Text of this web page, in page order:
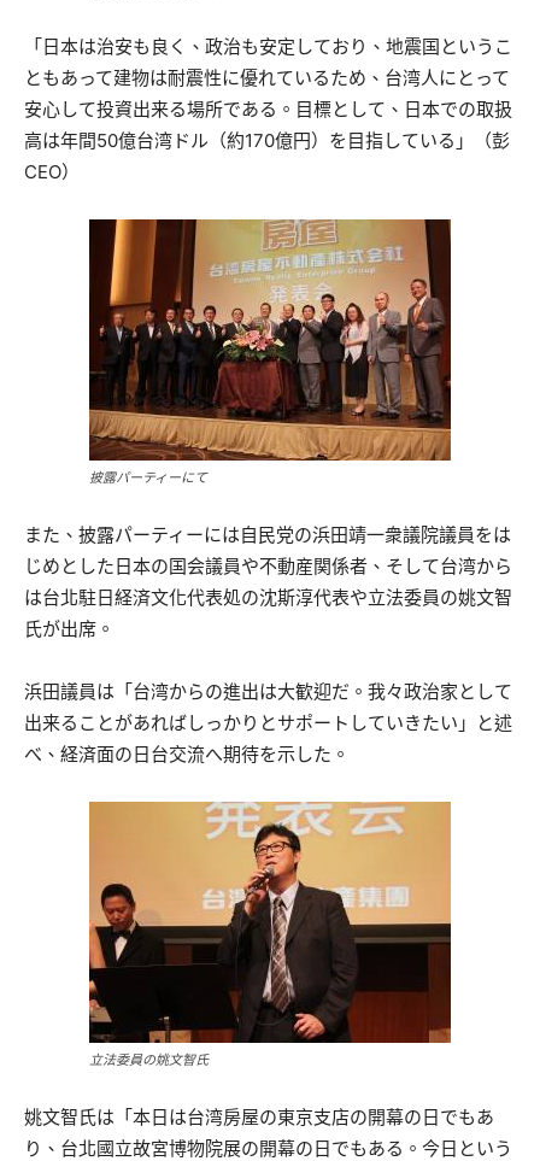
「日本は治安も良く、政治も安定しており、地震国というこ
ともあって建物は耐震性に優れているため、台湾人にとって
安心して投資出来る場所である。目標として、日本での取扱
高は年間50億台湾ドル（約170億円）を目指している」（彭
CEO）
披露パーティーにて
また、披露パーティーには自民党の浜田靖一衆議院議員をは
じめとした日本の国会議員や不動産関係者、そして台湾から
は台北駐日経済文化代表処の沈斯淳代表や立法委員の姚文智
氏が出席。
浜田議員は「台湾からの進出は大歓迎だ。我々政治家として
出来ることがあればしっかりとサポートしていきたい」と述
べ、経済面の日台交流へ期待を示した。
立法委員の姚文智氏
姚文智氏は「本日は台湾房屋の東京支店の開幕の日でもあ
り、台北國立故宮博物院展の開幕の日でもある。今日という